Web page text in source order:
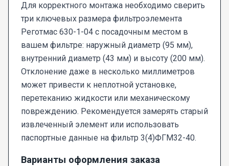
Для корректного монтажа необходимо сверить
три ключевых размера фильтроэлемента
Реготмас 630-1-04 с посадочным местом в
вашем фильтре: наружный диаметр (95 мм),
внутренний диаметр (43 мм) и высоту (200 мм).
Отклонение даже в несколько миллиметров
может привести к неплотной установке,
перетеканию жидкости или механическому
повреждению. Рекомендуется замерять старый
извлеченный элемент или использовать
паспортные данные на фильтр 3(4)ФГМ32-40.
Варианты оформления заказа